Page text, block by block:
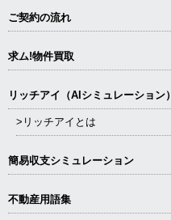
ご契約の流れ
求ム!物件買取
リッチアイ（AIシミュレーション）
>リッチアイとは
簡易収支シミュレーション
不動産用語集